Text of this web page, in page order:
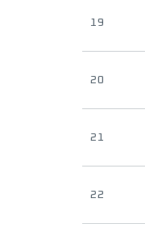
19
20
21
22